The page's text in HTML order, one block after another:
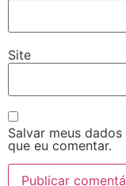
Site
Salvar meus
que eu comentar.